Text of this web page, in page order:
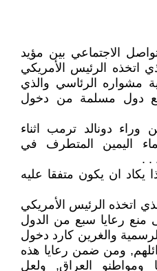
الاجتماعي بين مؤيد
اتخذه الرئيس الأمريكي
مشواره الرئاسي والذي
دول مسلمة من دخول
وراء دونالد ترمب اثناء
اليمين المتطرف في
. .
يكاد ان يكون متفقا عليه
اتخذه الرئيس الأمريكي
منع رعايا سبع من الدول
والغرين كارد دخول
ومن ضمن رعايا هذه
ومواطنو العراق, ولعل